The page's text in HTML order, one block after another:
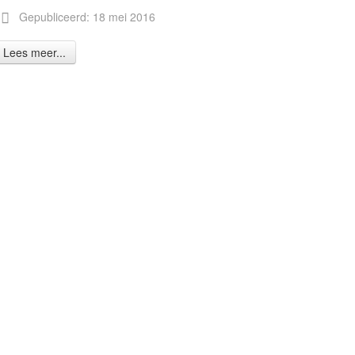
Gepubliceerd: 18 mei 2016
Lees meer...